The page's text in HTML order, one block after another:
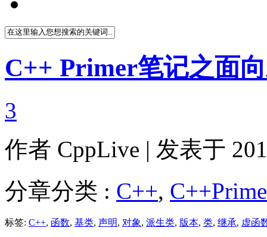
C++ Primer笔记之面
3
作者 CppLive | 发表于
分章分类 : C++,
标签: C++, 函数, 基类, 声明, 对象, 派生类, 版本, 类, 继承, 虚函